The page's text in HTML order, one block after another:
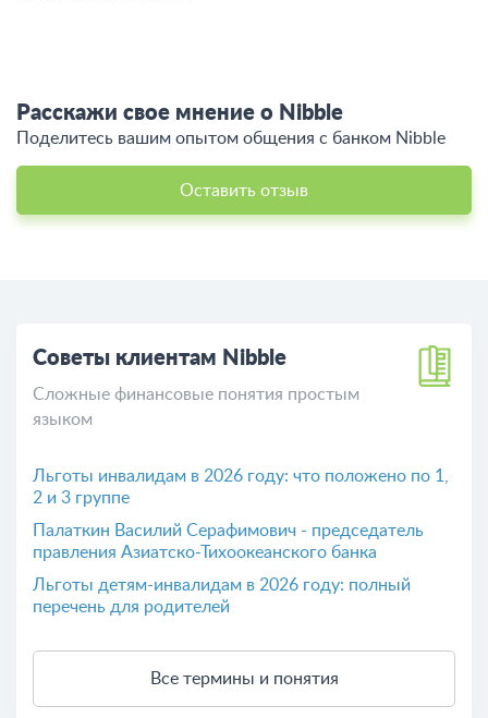
Расскажи свое мнение о Nibble
Поделитесь вашим опытом общения c банком Nibble
Оставить отзыв
Советы клиентам Nibble
Сложные финансовые понятия простым
языком
Льготы инвалидам в 2026 году: что положено по 1,
2 и 3 группе
Палаткин Василий Серафимович - председатель
правления Азиатско-Тихоокеанского банка
Льготы детям-инвалидам в 2026 году: полный
перечень для родителей
Все термины и понятия